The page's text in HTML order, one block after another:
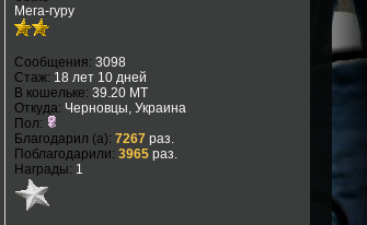
Мега-гуру
Сообщения: 3098
Стаж: 18 лет 10 дней
В кошельке: 39.20 MT
Откуда: Черновцы, Украина
Пол:
Благодарил (а): 7267раз.
Поблагодарили: 3965раз.
Награды: 1